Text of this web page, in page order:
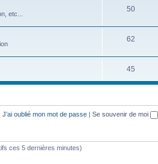
etc...
50
62
45
J’ai oublié mon mot de passe | Se souvenir de moi
ces 5 dernières minutes)